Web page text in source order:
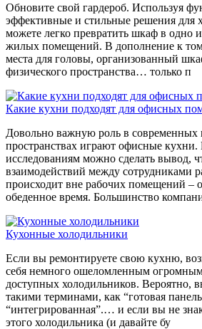
Обновите свой гардероб. Используя
эффективные и стильные решения для
можете легко превратить шкаф в
жилых помещений. В дополнение к
места для головы, организованный
физического пространства… только п
Какие кухни подходят для офисных
Довольно важную роль в современных
пространствах играют офисные
исследованиям можно сделать вывод,
взаимодействий между сотрудниками
происходит вне рабочих помещений –
обеденное время. Большинство
Кухонные холодильники
Если вы ремонтируете свою кухню,
себя немного ошеломленным
доступных холодильников. Вероятно,
такими терминами, как “готовая
“интегрированная”.… и если вы не
этого холодильника (и давайте бу